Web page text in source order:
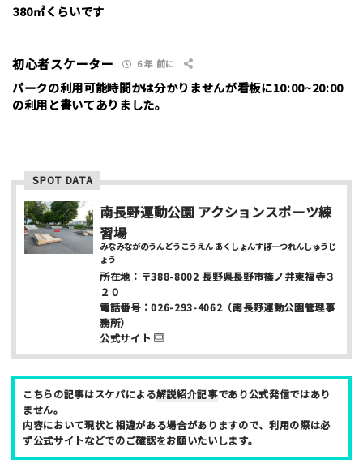
性別
男性
女性
お名前 （非公開/任意）
メールアドレス （非公開/任意）
当サイトへメッセージなどございましたら
スパム防止のため「スケパ」と入力ください
380㎡くらいです
初心者スケーター 6 年 前に
パークの利用可能時間かは分かりませんが看板に10:00~20:00
の利用と書いてありました。
SPOT DATA
南長野運動公園 アクションスポーツ練
習場
みなみながのうんどうこうえん あくしょんすぽーつれんしゅうじ
ょう
所在地： 〒388-8002長野県長野市篠ノ井東福寺３
２０
電話番号：026-293-4062（南長野運動公園管理事
務所）
公式サイト
こちらの記事はスケパによる解説紹介記事であり公式発信ではあり
ません。
内容において現状と相違がある場合がありますので、利用の際は必
ず公式サイトなどでのご確認をお願いたいします。